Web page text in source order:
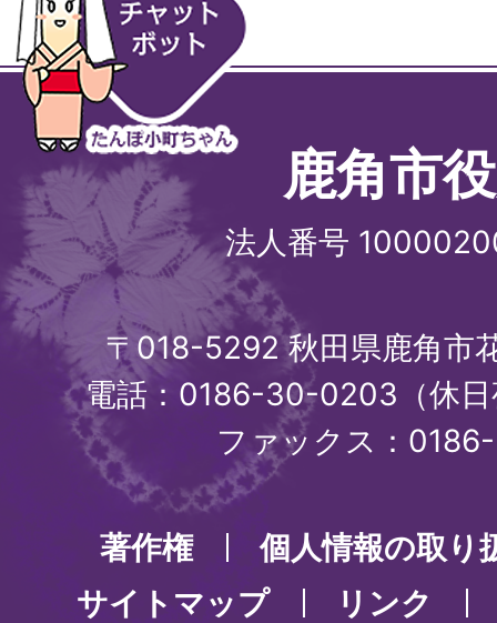
鹿角市
法人番号
〒018-5292 秋田県鹿角市
電話：0186-30-0203（休
ファックス：
著作権
個人情報の取り
サイトマップ
リンク